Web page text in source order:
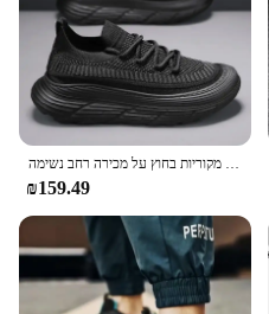
₪159.49